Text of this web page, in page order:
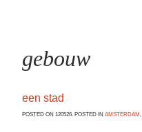
gebouw
een stad
POSTED ON 120526. POSTED IN AMSTERDAM,